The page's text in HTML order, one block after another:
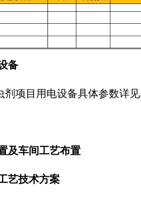
备
项目用电设备具体参数详见
及车间工艺布置
艺技术方案